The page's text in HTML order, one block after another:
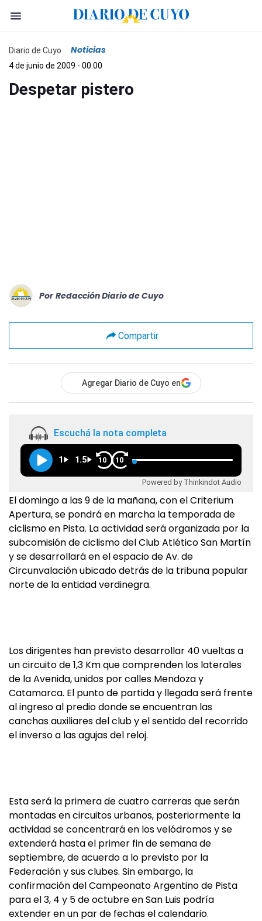
Diario de Cuyo Noticias
4 de junio de 2009 - 00:00
Despetar pistero
Por Redacción Diario de Cuyo
Compartir
Agregar Diario de Cuyo en
Escuchá la nota completa
1 1.5 10 10
Powered by Thinkindot Audio
El domingo a las 9 de la mañana, con el Criterium
Apertura, se pondrá en marcha la temporada de
ciclismo en Pista. La actividad será organizada por la
subcomisión de ciclismo del Club Atlético San Martín
y se desarrollará en el espacio de Av. de
Circunvalación ubicado detrás de la tribuna popular
norte de la entidad verdinegra.
Los dirigentes han previsto desarrollar 40 vueltas a
un circuito de 1,3 Km que comprenden los laterales
de la Avenida, unidos por calles Mendoza y
Catamarca. El punto de partida y llegada será frente
al ingreso al predio donde se encuentran las
canchas auxiliares del club y el sentido del recorrido
el inverso a las agujas del reloj.
Esta será la primera de cuatro carreras que serán
montadas en circuitos urbanos, posteriormente la
actividad se concentrará en los velódromos y se
extenderá hasta el primer fin de semana de
septiembre, de acuerdo a lo previsto por la
Federación y sus clubes. Sin embargo, la
confirmación del Campeonato Argentino de Pista
para el 3, 4 y 5 de octubre en San Luis podría
extender en un par de fechas el calendario.